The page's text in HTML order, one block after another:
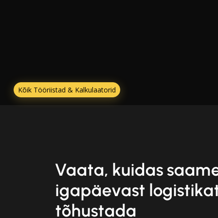
Kõik Tööriistad & Kalkulaatorid
Vaata, kuidas
igapäevast
tõhustada